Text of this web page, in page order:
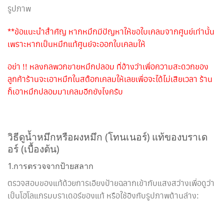
รูปภาพ
**ข้อแนะนำสำคัญ หากหมึกมีปัญหาให้ขอใบเคลมจากศูนย์เท่านั้น
เพราะหากเป็นหมึกแท้ศูนย์จะออกใบเคลมให้
อย่า !! หลงกลพวกขายหมึกปลอม ที่อ้างว่าเพื่อความสะดวกของ
ลูกค้าร้านจะเอาหมึกในสต๊อกเคลมให้เลยเพื่อจะได้ไม่เสียเวลา ร้าน
ก็เอาหมึกปลอมมาเคลมอีกยังไงครับ
วิธีดูน้ำหมึกหรือผงหมึก (โทนเนอร์) แท้ของบราเด
อร์ (เบื้องต้น)
1.การตรวจจากป้ายสลาก
ตรวจสอบของแท้ด้วยการเอียงป้ายฉลากเข้ากับแสงสว่างเพื่อดูว่า
เป็นโฮโลแกรมบราเดอร์ของแท้ หรือใช้อิงกับรูปภาพด้านล่าง: